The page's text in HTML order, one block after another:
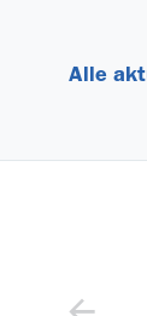
Alle